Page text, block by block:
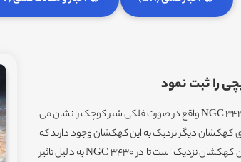
را ثبت نمود
این تصویر از تلسکوپ فضایی هابل کهکشان مارپیچی NGC 3430 واقع در صورت فلکی شیر کوچک را نشان می
تعدادی کهکشان دیگر نزدیک به این کهکشان وجود دارند که
در این قاب قرار نگرفته اند.یکی از آنها به اندازه کافی به این کهکشان نزدیک است تا در NGC 3430 به دلیل تاثیر